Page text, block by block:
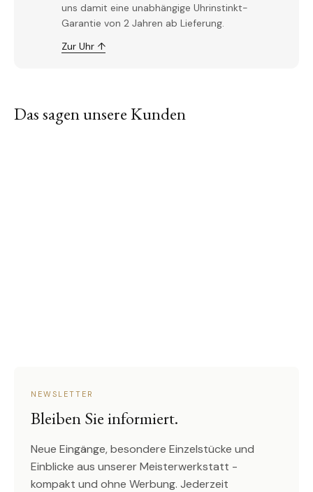
uns damit eine unabhängige Uhrinstinkt-
Garantie von 2 Jahren ab Lieferung.
Zur Uhr ↑
Das sagen unsere Kunden
NEWSLETTER
Bleiben Sie informiert.
Neue Eingänge, besondere Einzelstücke und
Einblicke aus unserer Meisterwerkstatt -
kompakt und ohne Werbung. Jederzeit